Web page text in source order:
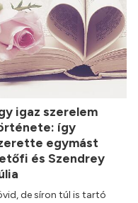
igaz szerelem
így
egymást
és Szendrey
de síron túl is tartó